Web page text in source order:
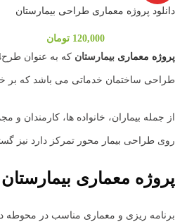
دانلود پروژه معماری طراحی بیمارستان
120,000 تومان
پروژه معماری بیمارستان که به عنوان طرح4 در دوره کارشناسی ارائه داده می شود میتواند یکی از مهمترین پروژه ها برای دانشجویان در وب سایت
طراحی ساختمان خدماتی می باشد که بر
از جمله بیماران، خانواده ها، کارمندان
روی طراحی بیمار محور تمرکز دارد نیز
پروژه معماری بیمارستان
برنامه ریزی و معماری مناسب در محوطه